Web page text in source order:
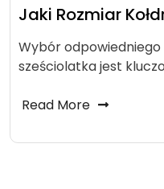
Jaki Rozmiar
Wybór odpowiedniego
sześciolatka jest
Read More